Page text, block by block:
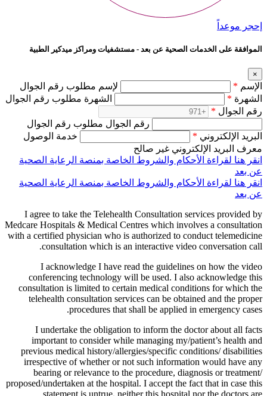
إحجر موعداً
الموافقة على الخدمات الصحية عن بعد - مستشفيات ومراكز ميدكير الطبية
×
الإسم *
لإسم مطلوب رقم الجوال
الشهرة *
الشهرة مطلوب رقم الجوال
رقم الجوال *
رقم الجوال مطلوب رقم الجوال
البريد الإلكتروني *
خدمة الوصول
معرف البريد الإلكتروني غير صالح
انقر هنا لقراءة الأحكام والشروط الخاصة بمنصة الرعاية الصحية
عن بعد
انقر هنا لقراءة الأحكام والشروط الخاصة بمنصة الرعاية الصحية
عن بعد
I agree to take the Telehealth Consultation services provided by
Medcare Hospitals & Medical Centres which involves a consultation
with a certified physician who is authorized to conduct telemedicine
consultation which is an interactive video conversation call.
I acknowledge I have read the guidelines on how the video
conferencing technology will be used. I also acknowledge this
consultation is limited to certain medical conditions for which the
telehealth consultation services can be obtained and the proper
procedures that shall be applied in emergency cases.
I undertake the obligation to inform the doctor about all facts
important to consider while managing my/patient’s health and
previous medical history/allergies/specific conditions/ disabilities
irrespective of whether or not such information would have any
bearing or relevance to the procedure, diagnosis or treatment/
proposed/undertaken at the hospital. I accept the fact that in case this
statement is untrue, neither this hospital nor the doctors are